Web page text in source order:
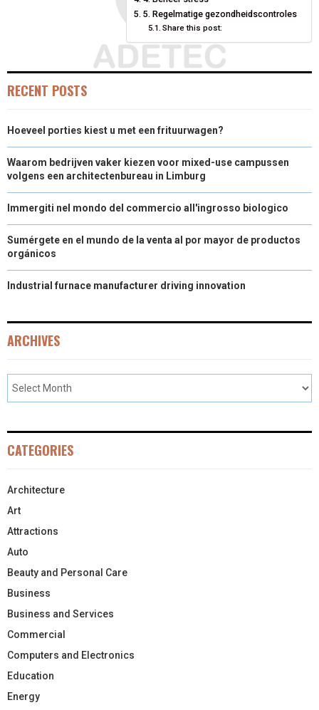
S N
5. Regelmatige gezondheidscontroles
Share this post:
RECENT POSTS
Hoeveel porties kiest u met een frituurwagen?
Waarom bedrijven vaker kiezen voor mixed-use campussen
volgens een architectenbureau in Limburg
Immergiti nel mondo del commercio all'ingrosso biologico
Sumérgete en el mundo de la venta al por mayor de productos
orgánicos
Industrial furnace manufacturer driving innovation
ARCHIVES
CATEGORIES
Architecture
Art
Attractions
Auto
Beauty and Personal Care
Business
Business and Services
Commercial
Computers and Electronics
Education
Energy